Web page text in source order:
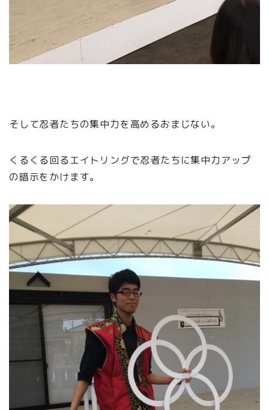
そして忍者たちの集中力を高めるおまじない。
くるくる回るエイトリングで忍者たちに集中力アップ
の暗示をかけます。